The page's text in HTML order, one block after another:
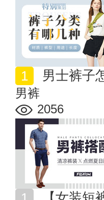
男士裤子
男裤
2056